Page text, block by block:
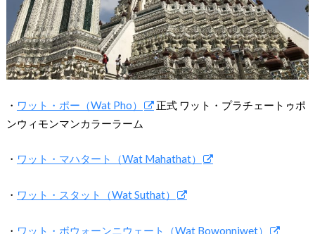
・ ワット・ポー（Wat Pho）
正式 ワット・プラチェートゥポ
ンウィモンマンカラーラーム
・ ワット・マハタート（Wat Mahathat）
・ ワット・スタット（Wat Suthat）
・ ワット・ボウォーンニウェート（Wat Bowonniwet）